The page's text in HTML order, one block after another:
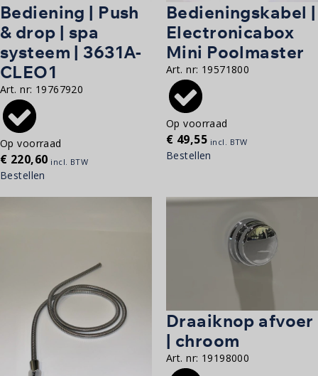
Bediening | Push
& drop | spa
systeem | 3631A-
CLEO1
Art. nr: 19767920
Op voorraad
€ 220,60 incl. BTW
Bestellen
Bedieningskabel |
Electronicabox
Mini Poolmaster
Art. nr: 19571800
Op voorraad
€ 49,55 incl. BTW
Bestellen
Draaiknop afvoer
| chroom
Art. nr: 19198000